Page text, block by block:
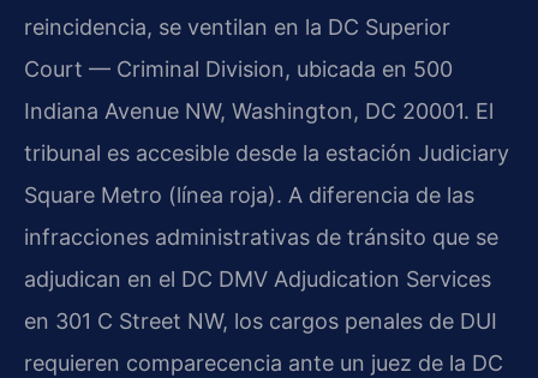
reincidencia, se ventilan en la DC Superior
Court — Criminal Division, ubicada en 500
Indiana Avenue NW, Washington, DC 20001. El
tribunal es accesible desde la estación Judiciary
Square Metro (línea roja). A diferencia de las
infracciones administrativas de tránsito que se
adjudican en el DC DMV Adjudication Services
en 301 C Street NW, los cargos penales de DUI
requieren comparecencia ante un juez de la DC